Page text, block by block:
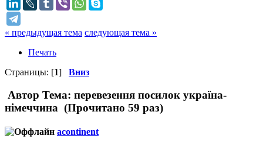
« предыдущая тема следующая тема »
Печать
Страницы: [1] Вниз
Автор Тема: перевезення посилок україна-
німеччина (Прочитано 59 раз)
acontinent